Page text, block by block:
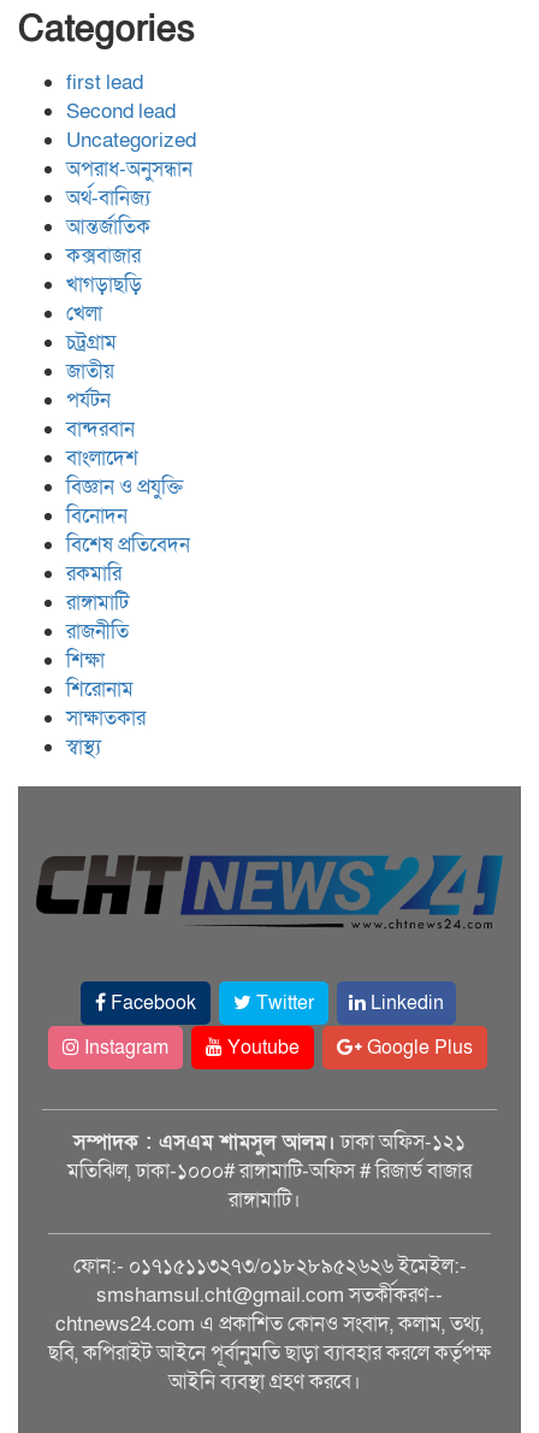
Categories
first lead
Second lead
Uncategorized
অপরাধ-অনুসন্ধান
অর্থ-বানিজ্য
আন্তর্জাতিক
কক্সবাজার
খাগড়াছড়ি
খেলা
চট্রগ্রাম
জাতীয়
পর্যটন
বান্দরবান
বাংলাদেশ
বিজ্ঞান ও প্রযুক্তি
বিনোদন
বিশেষ প্রতিবেদন
রকমারি
রাঙ্গামাটি
রাজনীতি
শিক্ষা
শিরোনাম
সাক্ষাতকার
স্বাস্থ্য
Facebook Twitter
Linkedin
Instagram
Youtube Google Plus
সম্পাদক : এসএম শামসুল আলম। ঢাকা অফিস-১২১
মতিঝিল, ঢাকা-১০০০# রাঙ্গামাটি-অফিস # রিজার্ভ বাজার
রাঙ্গামাটি।
ফোন:- ০১৭১৫১১৩২৭৩/০১৮২৮৯৫২৬২৬ ইমেইল:-
smshamsul.cht@gmail.com সতর্কীকরণ--
chtnews24.com এ প্রকাশিত কোনও সংবাদ, কলাম, তথ্য,
ছবি, কপিরাইট আইনে পূর্বানুমতি ছাড়া ব্যাবহার করলে কর্তৃপক্ষ
আইনি ব্যবস্থা গ্রহণ করবে।